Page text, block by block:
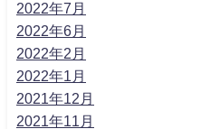
2022年7月
2022年6月
2022年2月
2022年1月
2021年12月
2021年11月